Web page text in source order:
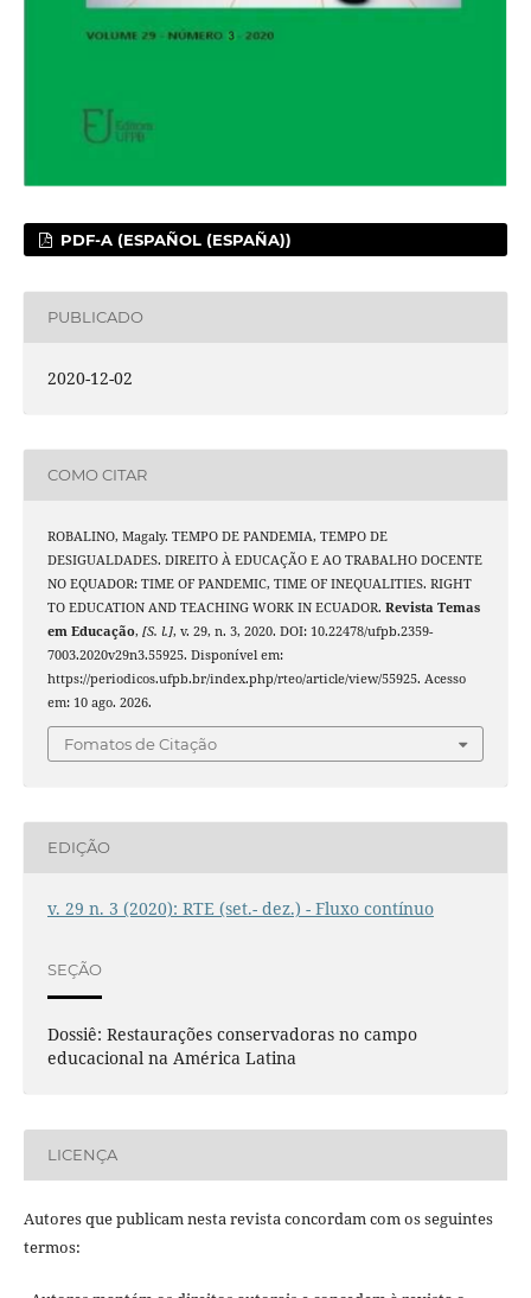
PDF-A (ESPAÑOL (ESPAÑA))
PUBLICADO
2020-12-02
COMO CITAR
ROBALINO, Magaly. TEMPO DE PANDEMIA, TEMPO DE
DESIGUALDADES. DIREITO À EDUCAÇÃO E AO TRABALHO DOCENTE
NO EQUADOR: TIME OF PANDEMIC, TIME OF INEQUALITIES. RIGHT
TO EDUCATION AND TEACHING WORK IN ECUADOR. Revista Temas
em Educação, [S. l.], v. 29, n. 3, 2020. DOI: 10.22478/ufpb.2359-
7003.2020v29n3.55925. Disponível em:
https://periodicos.ufpb.br/index.php/rteo/article/view/55925. Acesso
em: 10 ago. 2026.
Fomatos de Citação
EDIÇÃO
v. 29 n. 3 (2020): RTE (set.- dez.) - Fluxo contínuo
SEÇÃO
Dossiê: Restaurações conservadoras no campo
educacional na América Latina
LICENÇA
Autores que publicam nesta revista concordam com os seguintes
termos: